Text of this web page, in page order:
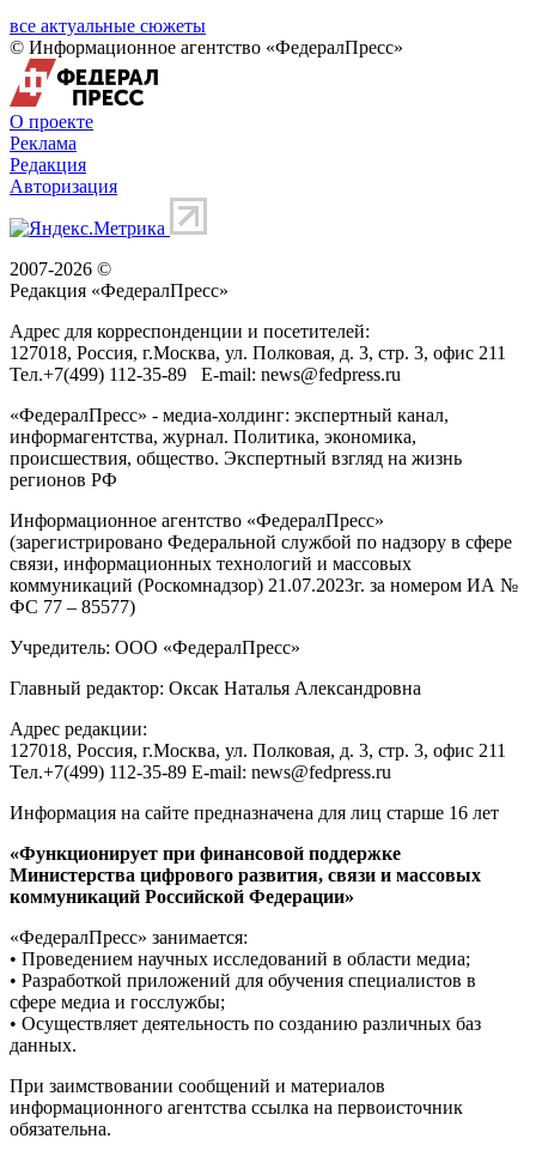
все актуальные сюжеты
© Информационное агентство «ФедералПресс»
О проекте
Реклама
Редакция
Авторизация
2007-2026 ©
Редакция «ФедералПресс»
Адрес для корреспонденции и посетителей:
127018, Россия, г.Москва, ул. Полковая, д. 3, стр. 3, офис 211
Тел.+7(499) 112-35-89 E-mail: news@fedpress.ru
«ФедералПресс» - медиа-холдинг: экспертный канал,
информагентства, журнал. Политика, экономика,
происшествия, общество. Экспертный взгляд на жизнь
регионов РФ
Информационное агентство «ФедералПресс»
(зарегистрировано Федеральной службой по надзору в сфере
связи, информационных технологий и массовых
коммуникаций (Роскомнадзор) 21.07.2023г. за номером ИА №
ФС 77 – 85577)
Учредитель: ООО «ФедералПресс»
Главный редактор: Оксак Наталья Александровна
Адрес редакции:
127018, Россия, г.Москва, ул. Полковая, д. 3, стр. 3, офис 211
Тел.+7(499) 112-35-89 E-mail: news@fedpress.ru
Информация на сайте предназначена для лиц старше 16 лет
«Функционирует при финансовой поддержке
Министерства цифрового развития, связи и массовых
коммуникаций Российской Федерации»
«ФедералПресс» занимается:
• Проведением научных исследований в области медиа;
• Разработкой приложений для обучения специалистов в
сфере медиа и госслужбы;
• Осуществляет деятельность по созданию различных баз
данных.
При заимствовании сообщений и материалов
информационного агентства ссылка на первоисточник
обязательна.